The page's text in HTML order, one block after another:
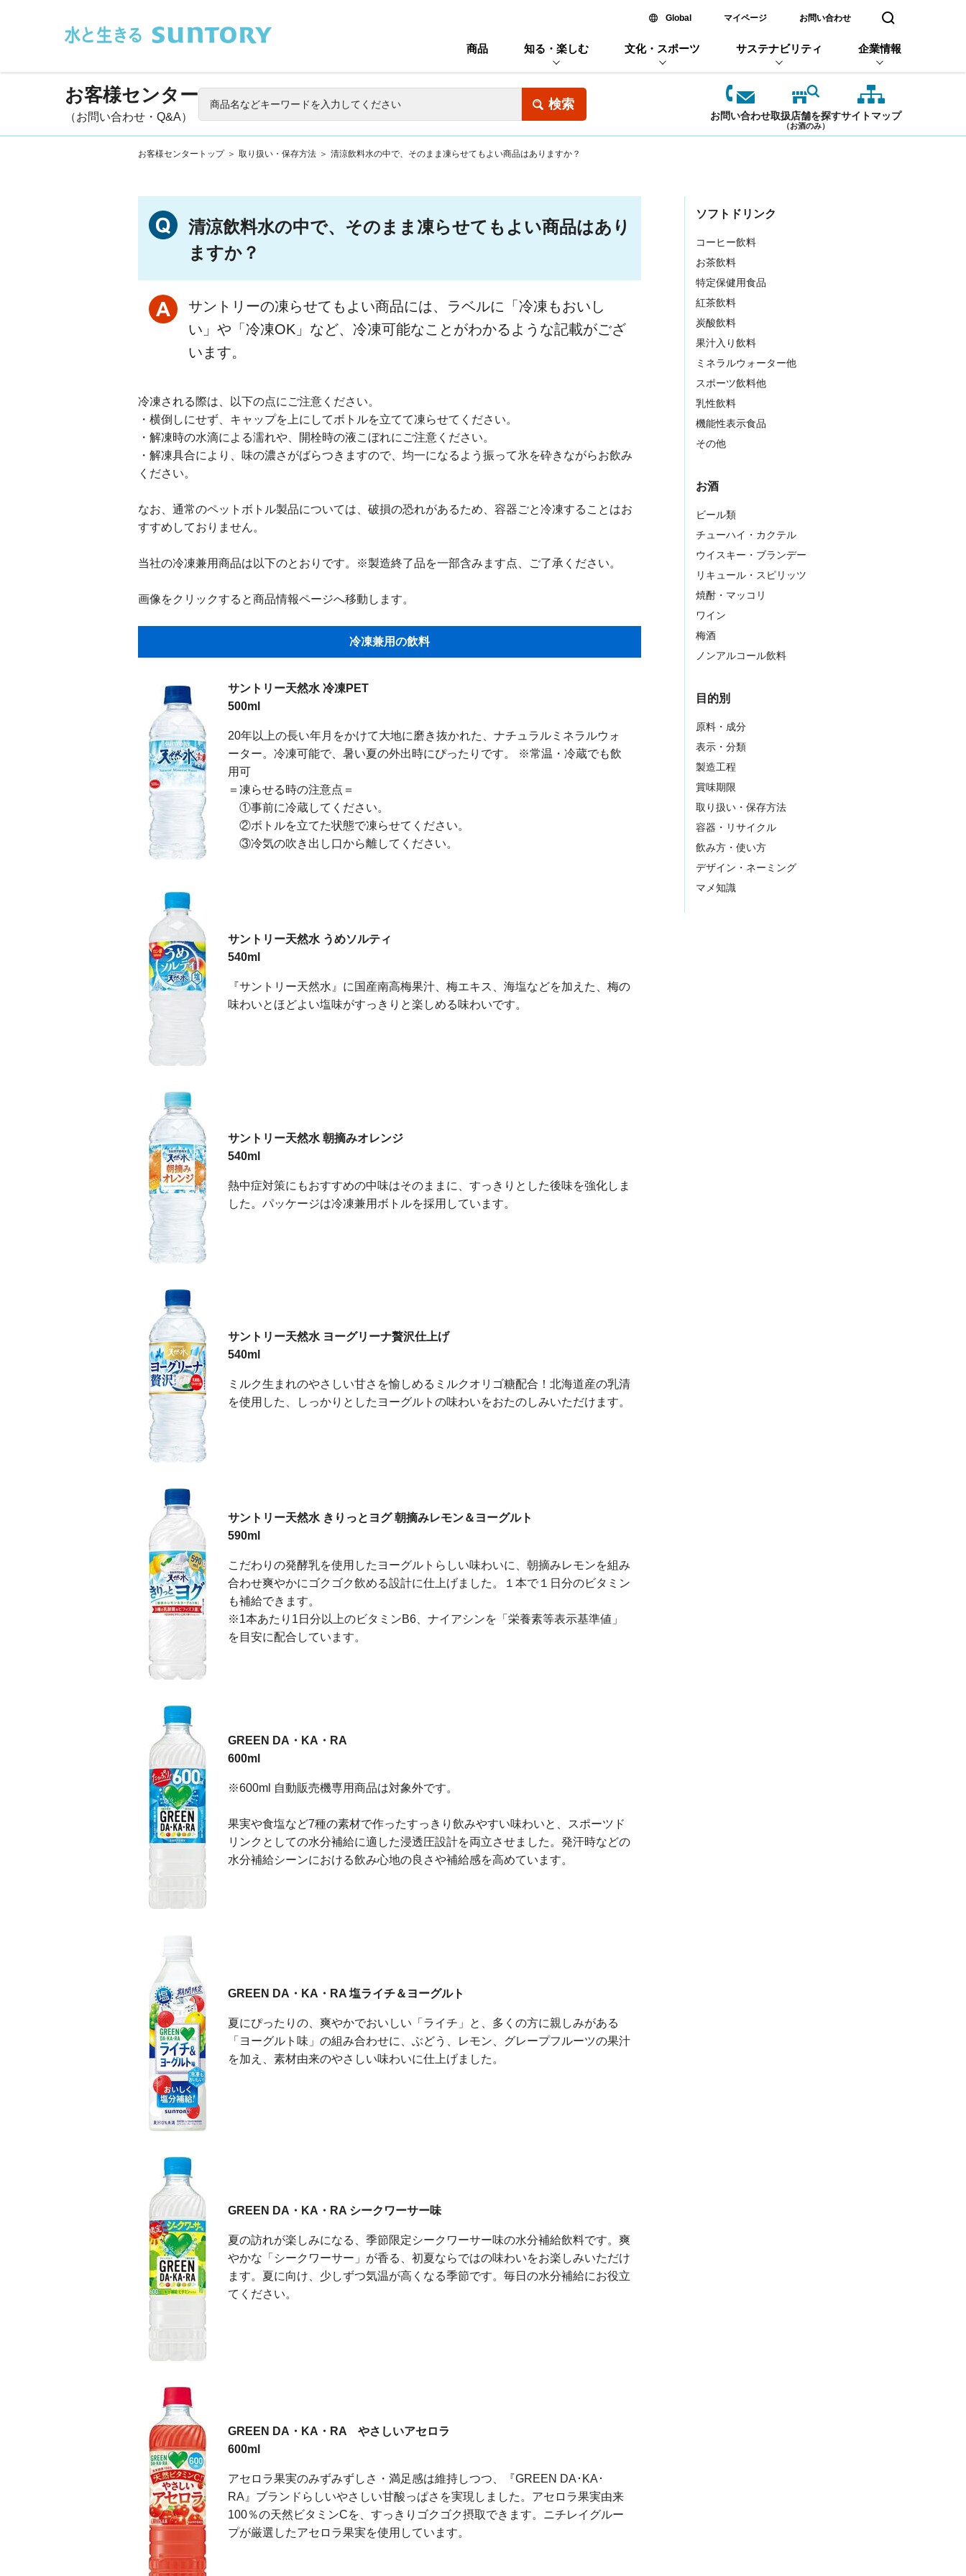
Global新しいウィンドウで開く
マイページ お問い合わせ 検索窓を開く
商品 知る・楽しむ 文化・スポーツ サステナビリティ 企業情報
お客様センター
（お問い合わせ・Q&A） お問い合わせ取扱店舗を探す
（お酒のみ）
サイトマップ
お客様センタートップ ＞ 取り扱い・保存方法 ＞ 清涼飲料水の中で、そのまま凍らせてもよい商品はありますか？
清涼飲料水の中で、そのまま凍らせてもよい商品はあり
ますか？
サントリーの凍らせてもよい商品には、ラベルに「冷凍もおいし
い」や「冷凍OK」など、冷凍可能なことがわかるような記載がござ
います。
冷凍される際は、以下の点にご注意ください。
・横倒しにせず、キャップを上にしてボトルを立てて凍らせてください。
・解凍時の水滴による濡れや、開栓時の液こぼれにご注意ください。
・解凍具合により、味の濃さがばらつきますので、均一になるよう振って氷を砕きながらお飲み
ください。
なお、通常のペットボトル製品については、破損の恐れがあるため、容器ごと冷凍することはお
すすめしておりません。
当社の冷凍兼用商品は以下のとおりです。※製造終了品を一部含みます点、ご了承ください。
画像をクリックすると商品情報ページへ移動します。
冷凍兼用の飲料
サントリー天然水 冷凍PET
500ml
20年以上の長い年月をかけて大地に磨き抜かれた、ナチュラルミネラルウォ
ーター。冷凍可能で、暑い夏の外出時にぴったりです。 ※常温・冷蔵でも飲
用可
＝凍らせる時の注意点＝
①事前に冷蔵してください。
②ボトルを立てた状態で凍らせてください。
③冷気の吹き出し口から離してください。
サントリー天然水 うめソルティ
540ml
『サントリー天然水』に国産南高梅果汁、梅エキス、海塩などを加えた、梅の
味わいとほどよい塩味がすっきりと楽しめる味わいです。
サントリー天然水 朝摘みオレンジ
540ml
熱中症対策にもおすすめの中味はそのままに、すっきりとした後味を強化しま
した。パッケージは冷凍兼用ボトルを採用しています。
サントリー天然水 ヨーグリーナ贅沢仕上げ
540ml
ミルク生まれのやさしい甘さを愉しめるミルクオリゴ糖配合！北海道産の乳清
を使用した、しっかりとしたヨーグルトの味わいをおたのしみいただけます。
サントリー天然水 きりっとヨグ 朝摘みレモン＆ヨーグルト
590ml
こだわりの発酵乳を使用したヨーグルトらしい味わいに、朝摘みレモンを組み
合わせ爽やかにゴクゴク飲める設計に仕上げました。１本で１日分のビタミン
も補給できます。
※1本あたり1日分以上のビタミンB6、ナイアシンを「栄養素等表示基準値」
を目安に配合しています。
GREEN DA・KA・RA
600ml
※600ml 自動販売機専用商品は対象外です。
果実や食塩など7種の素材で作ったすっきり飲みやすい味わいと、スポーツド
リンクとしての水分補給に適した浸透圧設計を両立させました。発汗時などの
水分補給シーンにおける飲み心地の良さや補給感を高めています。
GREEN DA・KA・RA 塩ライチ＆ヨーグルト
夏にぴったりの、爽やかでおいしい「ライチ」と、多くの方に親しみがある
「ヨーグルト味」の組み合わせに、ぶどう、レモン、グレープフルーツの果汁
を加え、素材由来のやさしい味わいに仕上げました。
GREEN DA・KA・RA シークワーサー味
夏の訪れが楽しみになる、季節限定シークワーサー味の水分補給飲料です。爽
やかな「シークワーサー」が香る、初夏ならではの味わいをお楽しみいただけ
ます。夏に向け、少しずつ気温が高くなる季節です。毎日の水分補給にお役立
てください。
GREEN DA・KA・RA やさしいアセロラ
600ml
アセロラ果実のみずみずしさ・満足感は維持しつつ、『GREEN DA･KA･
RA』ブランドらしいやさしい甘酸っぱさを実現しました。アセロラ果実由来
100％の天然ビタミンCを、すっきりゴクゴク摂取できます。ニチレイグルー
プが厳選したアセロラ果実を使用しています。
ソフトドリンク
コーヒー飲料
お茶飲料
特定保健用食品
紅茶飲料
炭酸飲料
果汁入り飲料
ミネラルウォーター他
スポーツ飲料他
乳性飲料
機能性表示食品
その他
お酒
ビール類
チューハイ・カクテル
ウイスキー・ブランデー
リキュール・スピリッツ
焼酎・マッコリ
ワイン
梅酒
ノンアルコール飲料
目的別
原料・成分
表示・分類
製造工程
賞味期限
取り扱い・保存方法
容器・リサイクル
飲み方・使い方
デザイン・ネーミング
マメ知識